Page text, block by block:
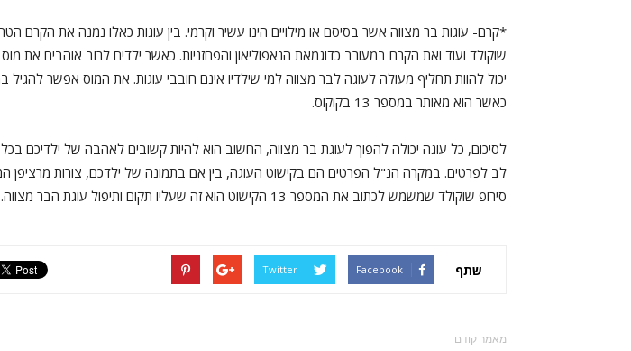
*קרם- עוגות בר מצווה אשר בסיסם או מילויים הינו עשיר וקרמי. בין עוגות כאלו נמנה את הקרם
שוקולד ועוד ואת הקרם במעורב כדוגמאת הנאפוליאון והפחזניות. כאשר ילדים לרוב אוהבים את
יכול להוות תחליף מעולה לעוגה לבר מצווה למי שילדיו אינם חובבי עוגות. את המוס אפשר להגיל
כאשר הוא מאותר במספר 13 בקוקוס.
לסיכום, כל עוגה יכולה להפוך לעוגת בר מצווה, החשוב הוא להיות קשובים לאהבה של ילדיכם
לב לפרטים. במקרה הנ"ל הפרטים הם בקישוט העוגה, בין אם בתמונה של ילדכם, צורות מרציפן
סירופ שוקולד שמשמש לכתוב את המספר 13 הקישוט הוא זה שעליו תקום ותיפול עוגת הבר מצווה.
שתף Facebook
Twitter
מאמר קודם